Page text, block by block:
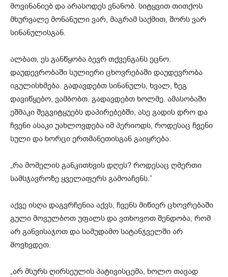
მოვინანიებ და არასოდეს ვნანობ. სიტყვით თითქოს
მხურვალე მონანული ვარ, მაგრამ საქმით, შორს ვარ
სინანულისგან.
ალბათ, ეს განწყობა ბევრ თქვენგანს ეცნო.
დაუდევრობაში სულიერი ცხოვრებაში დაუდევრობა
იგულისხმება. გადავდებთ სინანულს, ხვალ, ზეგ
დავიწყებო, ვამბობთ. გადავდებთ ხოლმე. ამასობაში
ეშმაკი შეგვიტყუებს დაპირებებში, ასე გადის დრო და
ჩვენი ასაკი უახლოვდება იმ პერიოდს, როდესაც ჩვენი
სული და ხორცი ერთმანეთისგან გაიყრება.
„რა მომელის განკითხვის დღეს? როდესაც ღმერთი
სამსჯავროზე ყველაფერს გამოაჩენს.”
აქვე ისღა დაგვრჩენია აქვს, ჩვენს მიწიერ ცხოვრებაში
გული მოვულბოთ უფალს და ვთხოვოთ შენდობა, რომ
არ განვისაჯოთ და სამუდამო სატანჯველში არ
მოვხვდეთ.
„არ მსურს ღირსეულის პატივისცემა, ხოლო თავად